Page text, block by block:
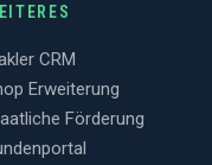
CRM
Erweiterung
Förderung